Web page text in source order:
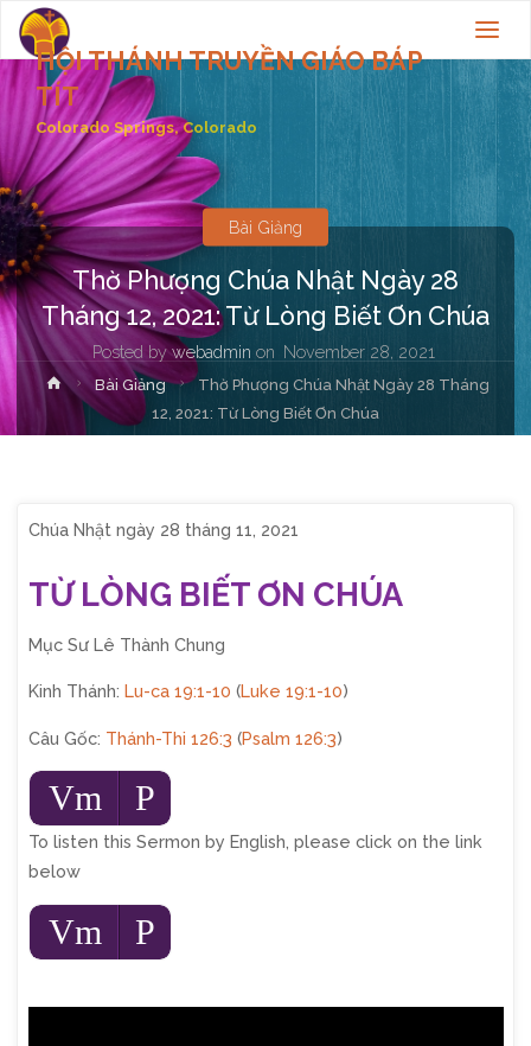
HỘI THÁNH TRUYỀN GIÁO BÁP
TÍT
Colorado Springs, Colorado
Thờ Phượng Chúa Nhật Ngày 28
Tháng 12, 2021: Từ Lòng Biết Ơn Chúa
Posted by webadmin on November 28, 2021
Bài Giảng
HomeBài Giảng
Thờ Phượng Chúa Nhật Ngày 28 Tháng
12, 2021: Từ Lòng Biết Ơn Chúa
Chúa Nhật ngày 28 tháng 11, 2021
TỪ LÒNG BIẾT ƠN CHÚA
Mục Sư Lê Thành Chung
Kinh Thánh: Lu-ca 19:1-10 (Luke 19:1-10)
Câu Gốc: Thánh-Thi 126:3 (Psalm 126:3)
Audio
Player
Vm P
To listen this Sermon by English, please click on the link
below
Audio
Player
Vm P